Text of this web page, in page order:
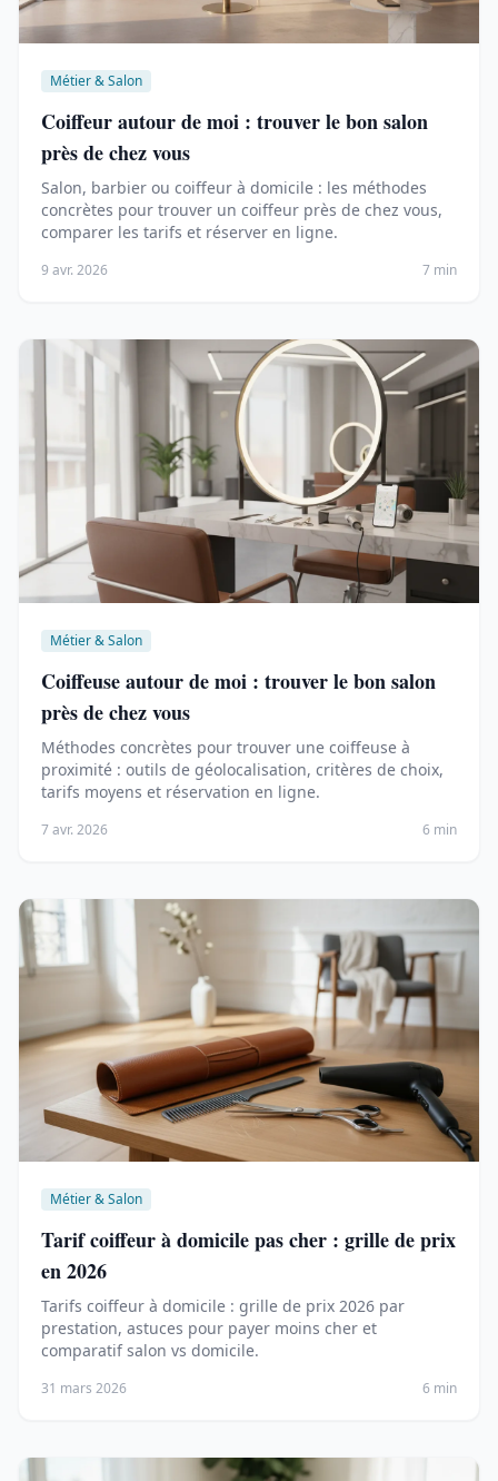
Métier & Salon
Coiffeur autour de moi : trouver le bon salon
près de chez vous
Salon, barbier ou coiffeur à domicile : les méthodes
concrètes pour trouver un coiffeur près de chez vous,
comparer les tarifs et réserver en ligne.
9 avr. 2026 7 min
Métier & Salon
Coiffeuse autour de moi : trouver le bon salon
près de chez vous
Méthodes concrètes pour trouver une coiffeuse à
proximité : outils de géolocalisation, critères de choix,
tarifs moyens et réservation en ligne.
7 avr. 2026 6 min
Métier & Salon
Tarif coiffeur à domicile pas cher : grille de prix
en 2026
Tarifs coiffeur à domicile : grille de prix 2026 par
prestation, astuces pour payer moins cher et
comparatif salon vs domicile.
31 mars 2026 6 min